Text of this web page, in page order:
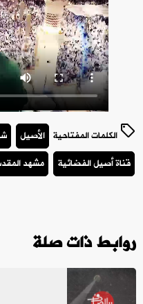
الكلمات المفتاحية الأصيل
قناة أصيل الفضائية
مشهد
روابط ذات صلة